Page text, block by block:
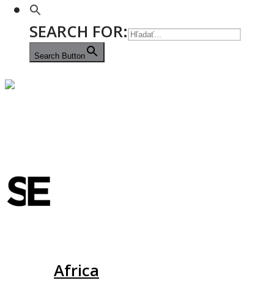
SEARCH FOR:
Search Button
Africa